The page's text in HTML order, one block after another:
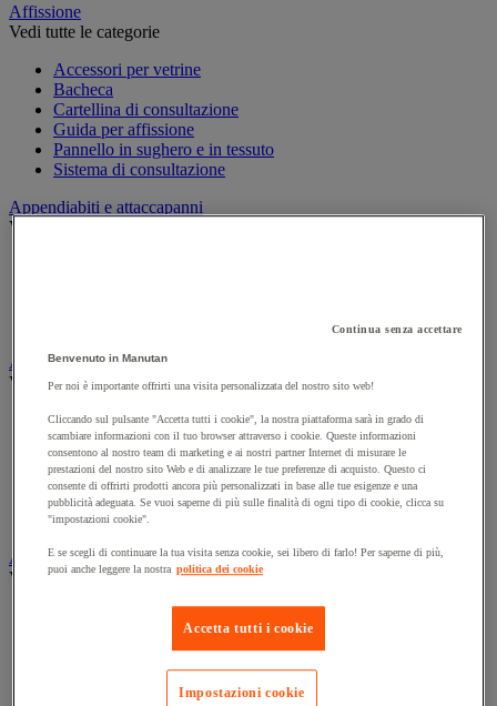
Affissione
Vedi tutte le categorie
Accessori per vetrine
Bacheca
Cartellina di consultazione
Guida per affissione
Pannello in sughero e in tessuto
Sistema di consultazione
Appendiabiti e attaccapanni
Vedi tutte le categorie
Armadio e archiviazione
Vedi tutte le categorie
Archiviazione orizzontale
Archiviazione per cartelle sospese
Armadio
Armadio per ufficio
Carrello da ufficio
Libreria
Audiovisivi
Vedi tutte le categorie
Connessione audio e video
Fotocamera, videocamera e binocolo
Insonorizzazione e registrazione professionali
Strumenti per proiezione e videoproiezione
Continua senza accettare
Benvenuto in Manutan
Per noi è importante offrirti una visita personalizzata del nostro sito web!
Cliccando sul pulsante "Accetta tutti i cookie", la nostra piattaforma sarà in grado di
scambiare informazioni con il tuo browser attraverso i cookie. Queste informazioni
consentono al nostro team di marketing e ai nostri partner Internet di misurare le
prestazioni del nostro sito Web e di analizzare le tue preferenze di acquisto. Questo ci
consente di offrirti prodotti ancora più personalizzati in base alle tue esigenze e una
pubblicità adeguata. Se vuoi saperne di più sulle finalità di ogni tipo di cookie, clicca su
"impostazioni cookie".
E se scegli di continuare la tua visita senza cookie, sei libero di farlo! Per saperne di più,
puoi anche leggere la nostra politica dei cookie
Accetta tutti i cookie
Impostazioni cookie